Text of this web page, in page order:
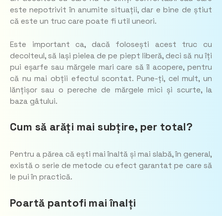
este nepotrivit în anumite situații, dar e bine de știut
că este un truc care poate fi util uneori.
Este important ca, dacă folosești acest truc cu
decolteul, să lași pielea de pe piept liberă, deci să nu îți
pui eșarfe sau mărgele mari care să îl acopere, pentru
că nu mai obții efectul scontat. Pune-ți, cel mult, un
lănțișor sau o pereche de mărgele mici și scurte, la
baza gâtului.
Cum să arăți mai subțire, per total?
Pentru a părea că ești mai înaltă și mai slabă, în general,
există o serie de metode cu efect garantat pe care să
le pui în practică.
Poartă pantofi mai înalți